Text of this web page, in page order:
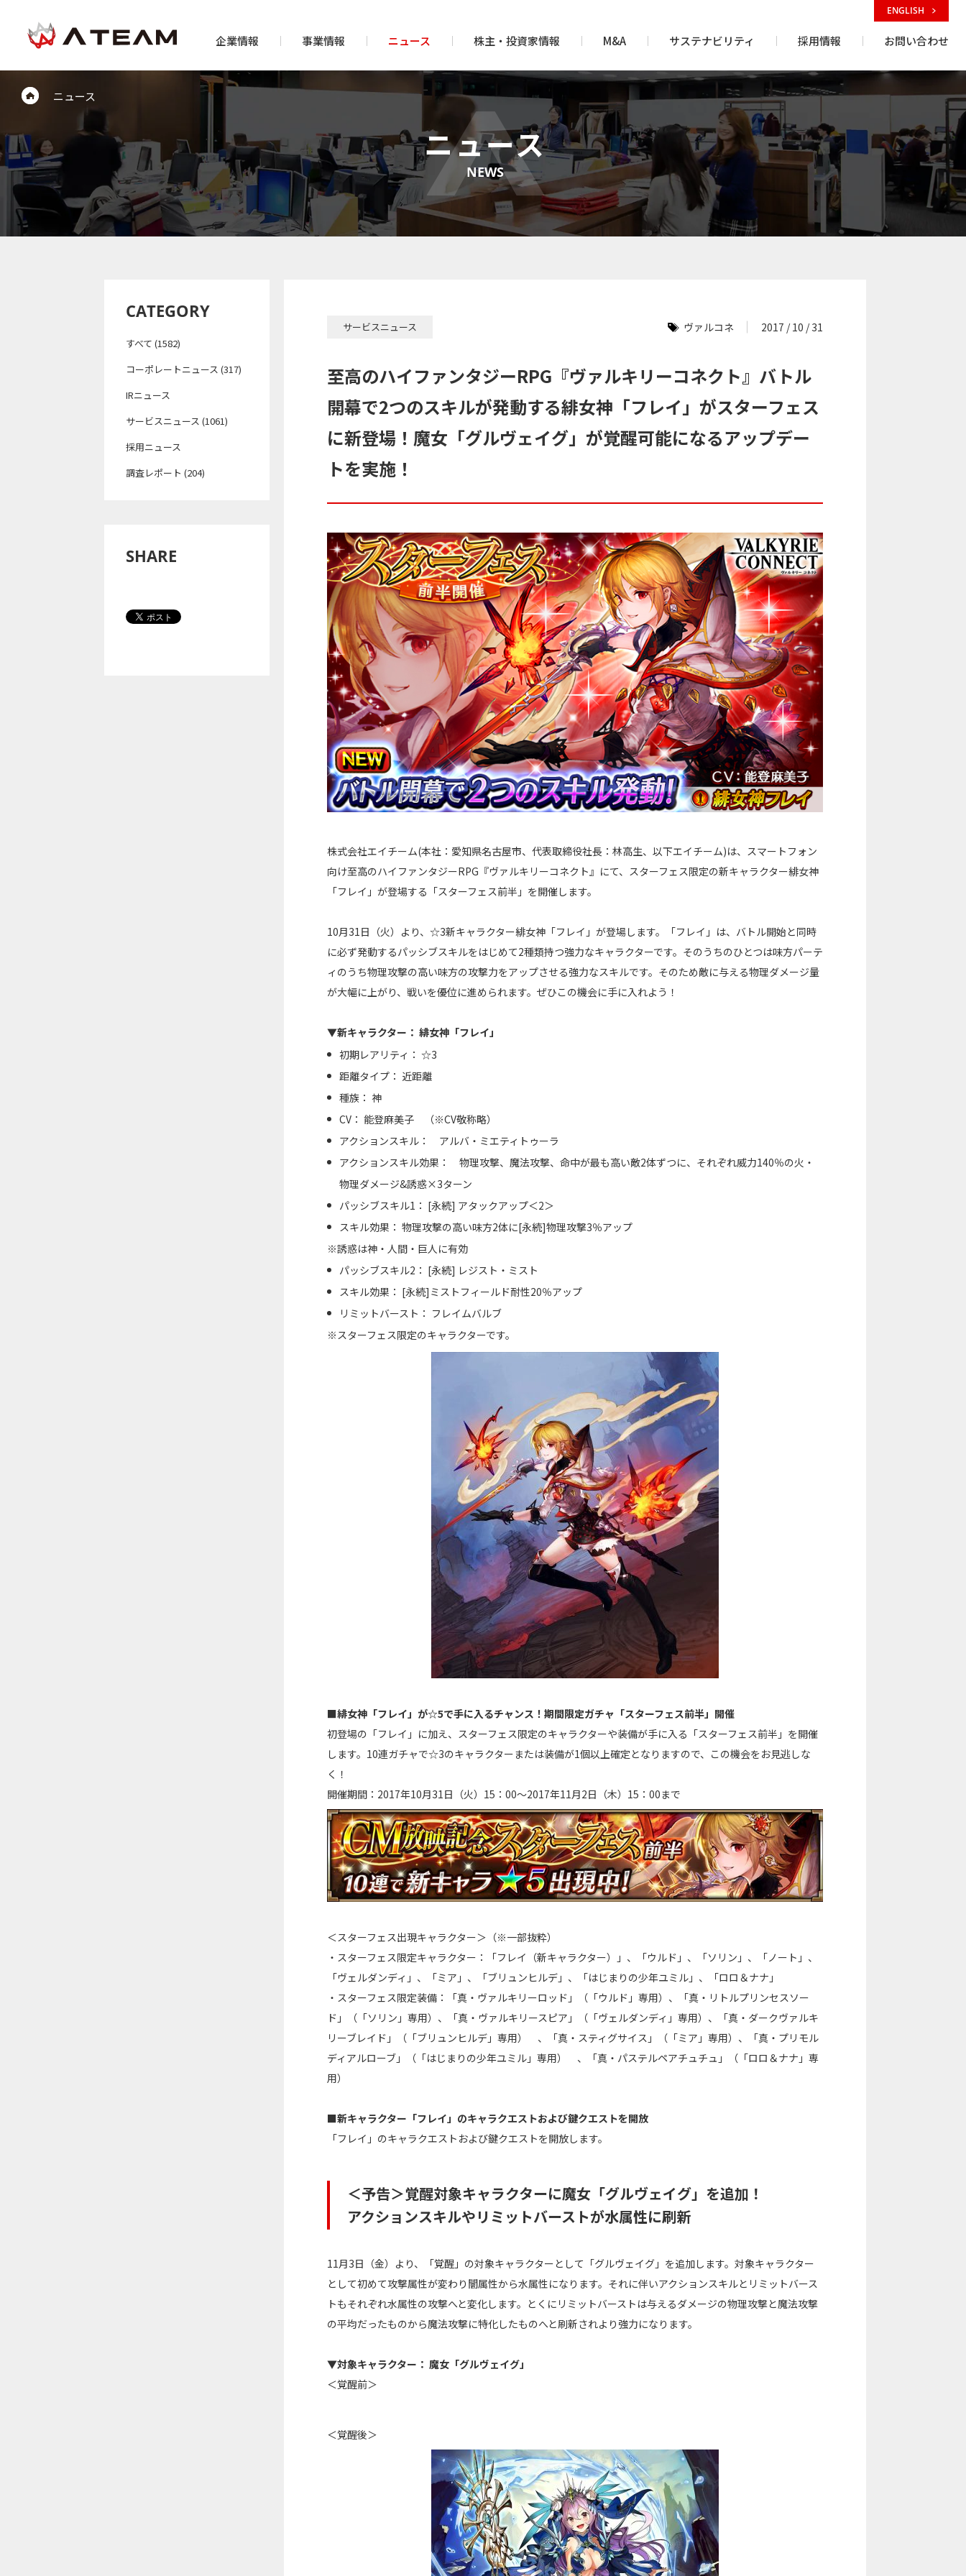
企業情報 事業情報 ニュース 株主・投資家情報 M&A サステナビリティ 採用情報 お問い合わせ
ENGLISH
ニュース
ニュース
NEWS
CATEGORY
すべて (1582)
コーポレートニュース (317)
IRニュース
サービスニュース (1061)
採用ニュース
調査レポート (204)
SHARE
サービスニュース ヴァルコネ 2017 / 10 / 31
至高のハイファンタジーRPG『ヴァルキリーコネクト』バトル
開幕で2つのスキルが発動する緋女神「フレイ」がスターフェス
に新登場！魔女「グルヴェイグ」が覚醒可能になるアップデー
トを実施！
株式会社エイチーム(本社：愛知県名古屋市、代表取締役社長：林高生、以下エイチーム)は、スマートフォン
向け至高のハイファンタジーRPG『ヴァルキリーコネクト』にて、スターフェス限定の新キャラクター緋女神
「フレイ」が登場する「スターフェス前半」を開催します。
10月31日（火）より、☆3新キャラクター緋女神「フレイ」が登場します。「フレイ」は、バトル開始と同時
に必ず発動するパッシブスキルをはじめて2種類持つ強力なキャラクターです。そのうちのひとつは味方パーテ
ィのうち物理攻撃の高い味方の攻撃力をアップさせる強力なスキルです。そのため敵に与える物理ダメージ量
が大幅に上がり、戦いを優位に進められます。ぜひこの機会に手に入れよう！
▼新キャラクター： 緋女神「フレイ」
初期レアリティ： ☆3
距離タイプ： 近距離
種族： 神
CV： 能登麻美子 （※CV敬称略）
アクションスキル： アルバ・ミエティトゥーラ
アクションスキル効果： 物理攻撃、魔法攻撃、命中が最も高い敵2体ずつに、それぞれ威力140％の火・
物理ダメージ&誘惑×3ターン
パッシブスキル1： [永続] アタックアップ＜2＞
スキル効果： 物理攻撃の高い味方2体に[永続]物理攻撃3％アップ
※誘惑は神・人間・巨人に有効
パッシブスキル2： [永続] レジスト・ミスト
スキル効果： [永続]ミストフィールド耐性20％アップ
リミットバースト： フレイムバルブ
※スターフェス限定のキャラクターです。
■緋女神「フレイ」が☆5で手に入るチャンス！期間限定ガチャ「スターフェス前半」開催
初登場の「フレイ」に加え、スターフェス限定のキャラクターや装備が手に入る「スターフェス前半」を開催
します。10連ガチャで☆3のキャラクターまたは装備が1個以上確定となりますので、この機会をお見逃しな
く！
開催期間：2017年10月31日（火）15：00～2017年11月2日（木）15：00まで
＜スターフェス出現キャラクター＞（※一部抜粋）
・スターフェス限定キャラクター：「フレイ（新キャラクター）」、「ウルド」、「ソリン」、「ノート」、
「ヴェルダンディ」、「ミア」、「ブリュンヒルデ」、「はじまりの少年ユミル」、「ロロ＆ナナ」
・スターフェス限定装備：「真・ヴァルキリーロッド」（「ウルド」専用）、「真・リトルプリンセスソー
ド」（「ソリン」専用）、「真・ヴァルキリースピア」（「ヴェルダンディ」専用）、「真・ダークヴァルキ
リーブレイド」（「ブリュンヒルデ」専用） 、「真・スティグサイス」（「ミア」専用）、「真・プリモル
ディアルローブ」（「はじまりの少年ユミル」専用） 、「真・パステルペアチュチュ」（「ロロ＆ナナ」専
用）
■新キャラクター「フレイ」のキャラクエストおよび鍵クエストを開放
「フレイ」のキャラクエストおよび鍵クエストを開放します。
＜予告＞覚醒対象キャラクターに魔女「グルヴェイグ」を追加！
アクションスキルやリミットバーストが水属性に刷新
11月3日（金）より、「覚醒」の対象キャラクターとして「グルヴェイグ」を追加します。対象キャラクター
として初めて攻撃属性が変わり闇属性から水属性になります。それに伴いアクションスキルとリミットバース
トもそれぞれ水属性の攻撃へと変化します。とくにリミットバーストは与えるダメージの物理攻撃と魔法攻撃
の平均だったものから魔法攻撃に特化したものへと刷新されより強力になります。
▼対象キャラクター： 魔女「グルヴェイグ」
＜覚醒前＞
＜覚醒後＞